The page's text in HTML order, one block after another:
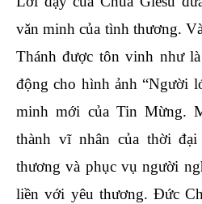
văn minh của tình thương.
Thánh được tôn vinh như
động cho hình ảnh “Người
minh mới của Tin Mừng.
thành vĩ nhân của thời
thương và phục vụ người
liền với yêu thương. Đức